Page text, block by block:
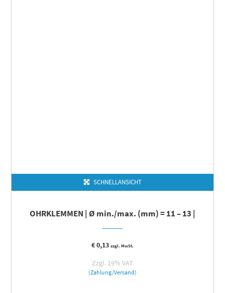
SCHNELLANSICHT
OHRKLEMMEN | Ø min./max. (mm) = 11 – 13 |
€0,13 zzgl. MwSt.
Zzgl. 19% VAT
(Zahlung/Versand)